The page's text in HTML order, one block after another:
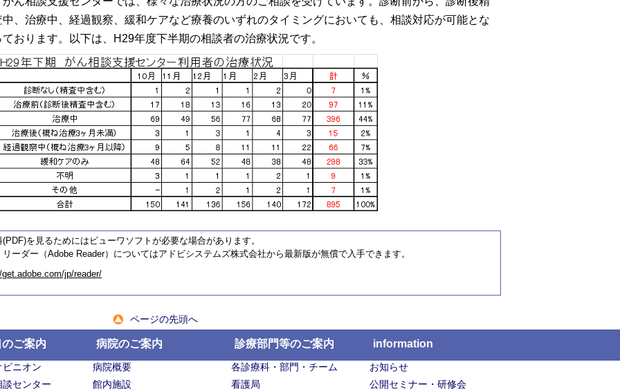
中、治療中、経過観察、緩和ケアなど療養のいずれのタイミングにおいても、相談対応が可能とな
ております。以下は、H29年度下半期の相談者の治療状況です。
を見るためにはビューワソフトが必要な場合があります。
リーダー（Adobe Reader）についてはアドビシステムズ株式会社から最新版が無償で入手できます。
jp/reader/
ページの先頭へ
ご案内
ニオン
センター
病院のご案内
病院概要
館内施設
診療部門等のご案内
各診療科・部門・チーム
看護局
information
お知らせ
公開セミナー・研修会